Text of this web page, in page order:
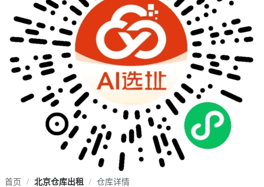
首页 / 北京仓库出租 / 仓库详情